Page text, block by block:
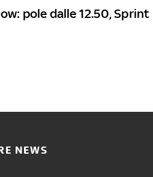
pole dalle 12.50, Sprint
NEWS